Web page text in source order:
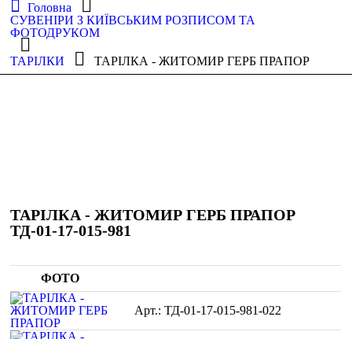
Головна
СУВЕНІРИ З КИЇВСЬКИМ РОЗПИСОМ ТА
ФОТОДРУКОМ
ТАРІЛКИ ТАРІЛКА - ЖИТОМИР ГЕРБ ПРАПОР
ТАРІЛКА - ЖИТОМИР ГЕРБ ПРАПОР
ТД-01-17-015-981
ФОТО
ТД-01-17-015-981-022